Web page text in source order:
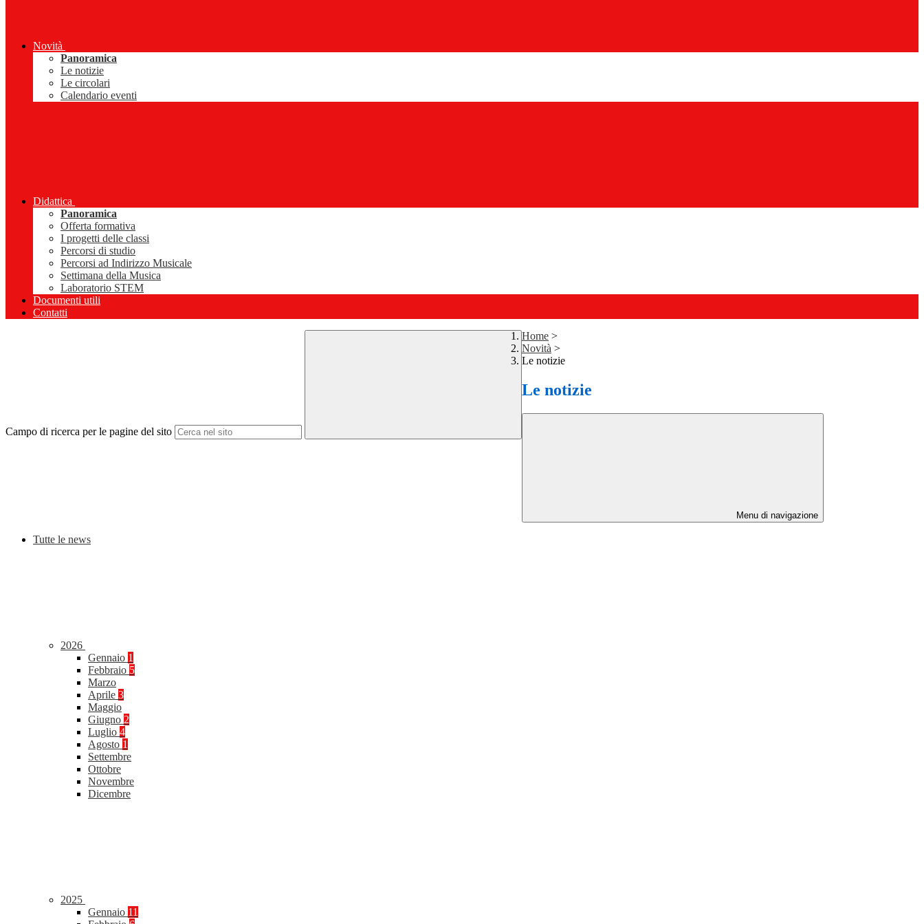
Novità
Panoramica
Le notizie
Le circolari
Calendario eventi
Didattica
Panoramica
Offerta formativa
I progetti delle classi
Percorsi di studio
Percorsi ad Indirizzo Musicale
Settimana della Musica
Laboratorio STEM
Documenti utili
Contatti
Campo di ricerca per le pagine del sito
Home >
Novità >
Le notizie
Le notizie
Menu di navigazione
Tutte le news
2026
Gennaio 1
Febbraio 5
Marzo
Aprile 3
Maggio
Giugno 2
Luglio 4
Agosto 1
Settembre
Ottobre
Novembre
Dicembre
2025
Gennaio 11